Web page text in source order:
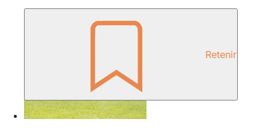
Retenir